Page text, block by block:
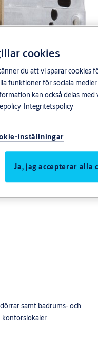
samt badrums- och
cookies
du att vi sparar cookies
funktioner för sociala
kan också delas med
Integritetspolicy
inställningar
Ja, jag accepterar alla